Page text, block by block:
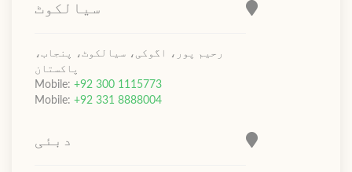
سیالکوٹ
رحیم پور، اگوکی، سیالکوٹ، پنجاب،
پاکستان
Mobile:+92 300 1115773
Mobile:+92 331 8888004
دبئی